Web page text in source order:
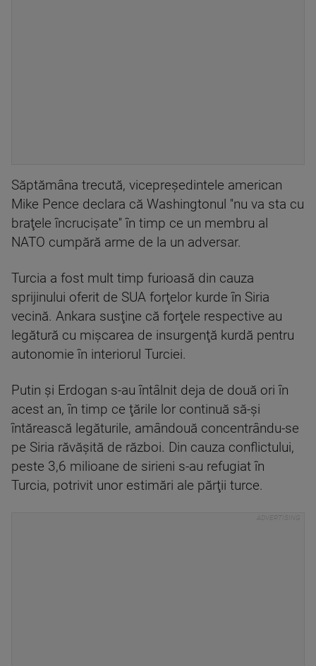
Săptămâna trecută, vicepreşedintele american
Mike Pence declara că Washingtonul ''nu va sta cu
braţele încrucişate'' în timp ce un membru al
NATO cumpără arme de la un adversar.
Turcia a fost mult timp furioasă din cauza
sprijinului oferit de SUA forţelor kurde în Siria
vecină. Ankara susţine că forţele respective au
legătură cu mişcarea de insurgenţă kurdă pentru
autonomie în interiorul Turciei.
Putin şi Erdogan s-au întâlnit deja de două ori în
acest an, în timp ce ţările lor continuă să-şi
întărească legăturile, amândouă concentrându-se
pe Siria răvăşită de război. Din cauza conflictului,
peste 3,6 milioane de sirieni s-au refugiat în
Turcia, potrivit unor estimări ale părţii turce.